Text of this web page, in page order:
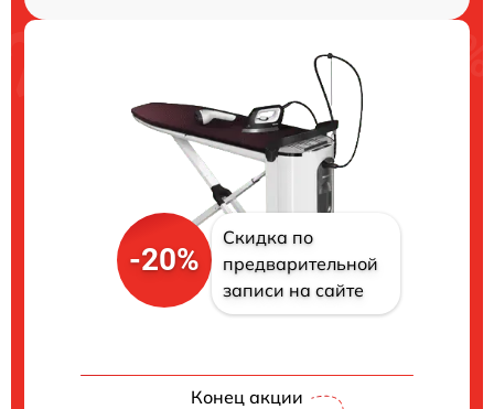
-20%
Скидка по
предварительной
записи на сайте
Конец акции